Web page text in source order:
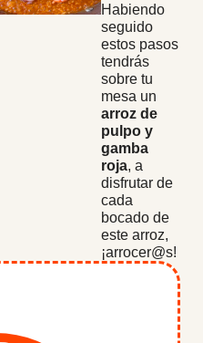
Habiendo
seguido
estos pasos
tendrás
sobre tu
mesa un
arroz de
pulpo y
gamba
roja, a
disfrutar de
cada
bocado de
este arroz,
¡arrocer@s!